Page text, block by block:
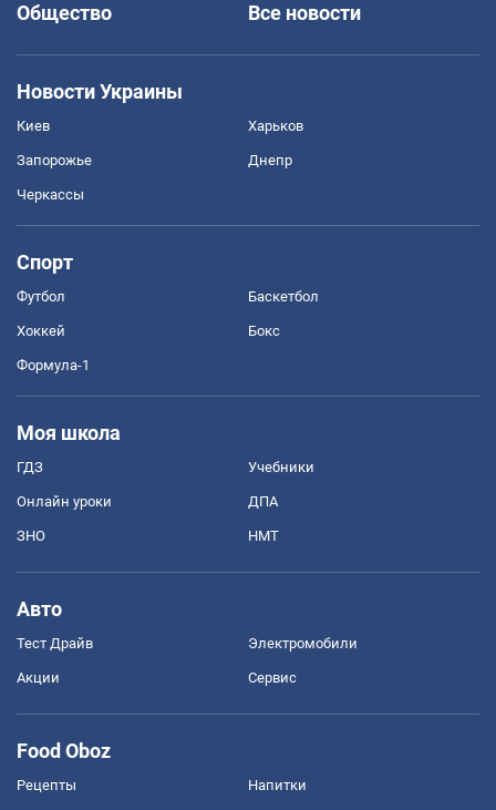
Общество
Все новости
Новости Украины
Киев Харьков
Запорожье Днепр
Черкассы
Спорт
Футбол Баскетбол
Хоккей Бокс
Формула-1
Моя школа
ГДЗ Учебники
Онлайн уроки ДПА
ЗНО НМТ
Авто
Тест Драйв Электромобили
Акции Сервис
Food Oboz
Рецепты Напитки